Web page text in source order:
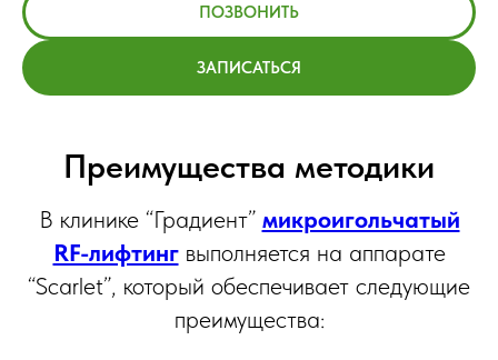
ПОЗВОНИТЬ
ЗАПИСАТЬСЯ
Преимущества методики
В клинике “Градиент” микроигольчатый
RF-лифтингвыполняется на аппарате
“Scarlet”, который обеспечивает следующие
преимущества: